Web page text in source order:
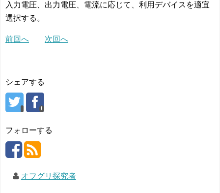
入力電圧、出力電圧、電流に応じて、利用デバイスを適宜
選択する。
前回へ 次回へ
シェアする
フォローする
オフグリ探究者